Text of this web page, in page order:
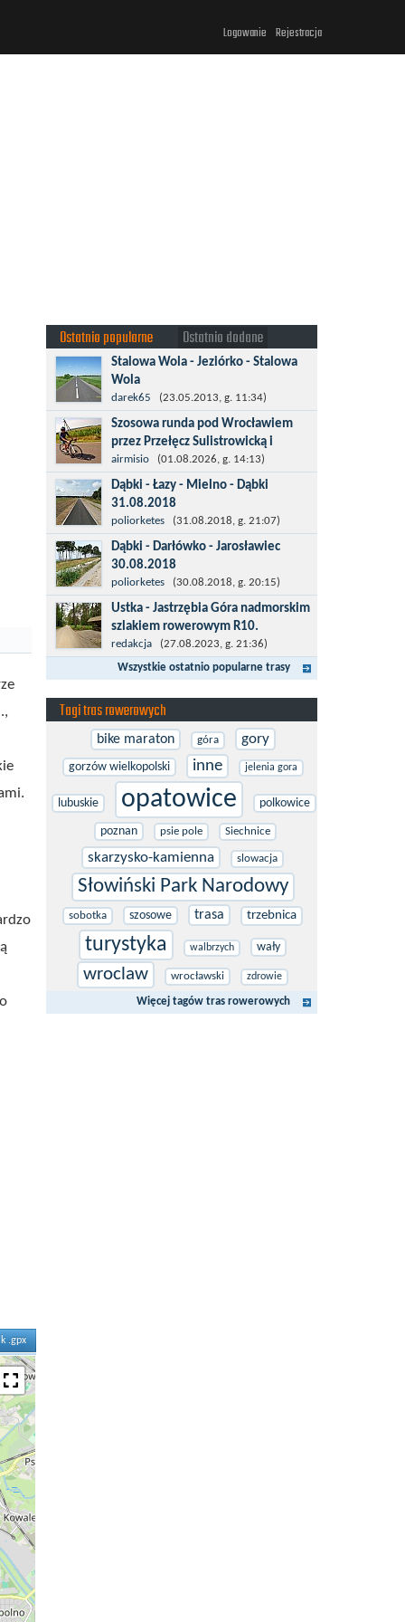
Logowanie Rejestracja
.gpx
Ostatnio popularne Ostatnio dodane
Stalowa Wola - Jeziórko - Stalowa
Wola
Taki krotki wypad troszeczkę po lesie
więcej po asfalcie , do wsi której już nie
ma , kopalni siarki również nie ma , a ci
co pamiętają okres...
darek65 (23.05.2013, g. 11:34)
Szosowa runda pod Wrocławiem
przez Przełęcz Sulistrowicką i
Mietków
Łatwa, szosowa runda pod
Wrocławiem, raczej płaska z jednym
małym podjazdem na Przełęcz
Sulistrowicką od strony Olesznej. To
trasa idealna na...
airmisio (01.08.2026, g. 14:13)
Dąbki - Łazy - Mielno - Dąbki
31.08.2018
Trasa do Łaz niemal w całości prowadzi
przez nową, asfaltową ścieżkę
rowerową (od Dąbek do Iwięcina
wzdłuż drogi 203). Niestety jest to
trasa nie...
poliorketes (31.08.2018, g. 21:07)
Dąbki - Darłówko - Jarosławiec
30.08.2018
Start w Dąbkach, dalej do Darłowa
nową ścieżką rowerową (niekiedy
pieszo-rowerową), gdzie na pierwszym
rondzie zjazd w stronę Darłówka
Zachodniego....
poliorketes (30.08.2018, g. 20:15)
Ustka - Jastrzębia Góra nadmorskim
szlakiem rowerowym R10.
Międzynarodowy Szlak Rowerowy R-
10, jest częścią sieci EuroVelo.
Prowadzi wzdłuż brzegu dookoła
Morza Bałtyckiego. Trasa liczy w sumie
ponad 8500...
redakcja (27.08.2023, g. 21:36)
Wszystkie ostatnio popularne trasy
Tagi tras rowerowych
bike maraton góra gory
gorzów wielkopolski inne jelenia gora
lubuskie opatowice polkowice
poznan psie pole Siechnice
skarzysko-kamienna slowacja
Słowiński Park Narodowy
sobotka szosowe trasa trzebnica
turystyka walbrzych wały
wroclaw wrocławski zdrowie
Więcej tagów tras rowerowych